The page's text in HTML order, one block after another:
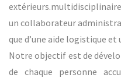
un collaborateur
que d’une aide logistique
Notre objectif est de
de chaque personne